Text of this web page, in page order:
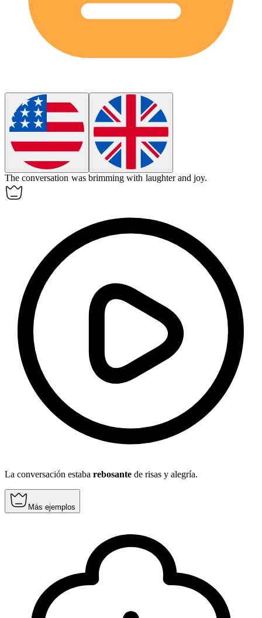
The conversation was brimming with laughter and joy.
La conversación estaba rebosante de risas y alegría.
Más ejemplos